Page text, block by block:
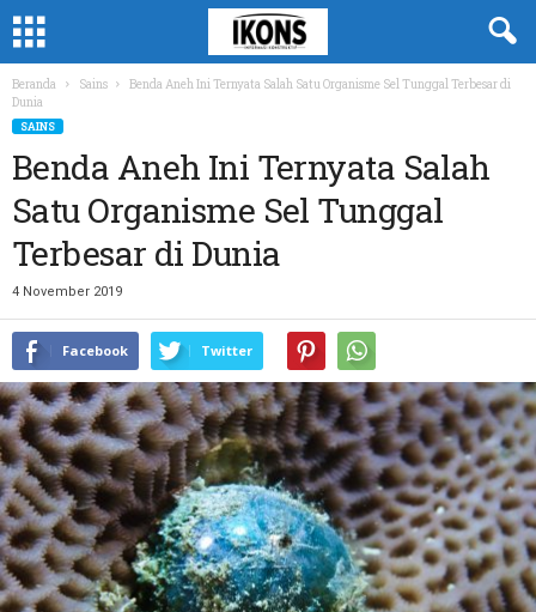
Beranda Sains
Benda Aneh Ini Ternyata Salah Satu Organisme Sel Tunggal Terbesar di
Dunia
SAINS
Benda Aneh Ini Ternyata Salah
Satu Organisme Sel Tunggal
Terbesar di Dunia
4 November 2019
Facebook Twitter